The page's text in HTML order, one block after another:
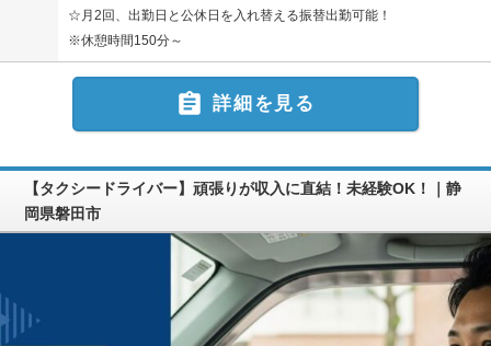
☆月2回、出勤日と公休日を入れ替える振替出勤可能！
※休憩時間150分～
 詳細を見る
【タクシードライバー】頑張りが収入に直結！未経験OK！｜静
岡県磐田市